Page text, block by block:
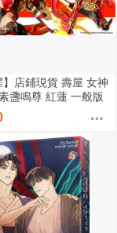
】店鋪現貨 壽屋 女神
盞鳴尊 紅蓮 一般版